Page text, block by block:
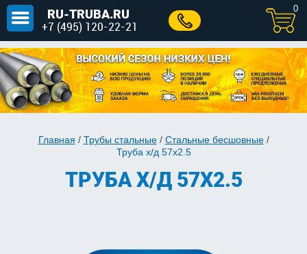
RU-TRUBA.RU
+7 (495) 120-22-21
0
Главная / Трубы стальные/ Стальные бесшовные/
Труба х/д 57x2.5
ТРУБА Х/Д 57X2.5